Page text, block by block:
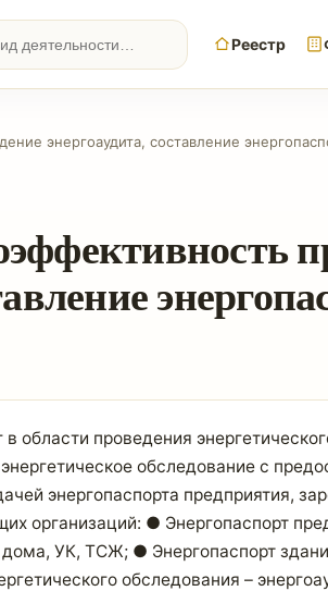
Реестр
энергоаудита, составление
проведения
обследование с
энергопаспорта предприятия,
организаций: ● Энергопаспорт
УК, ТСЖ; ● Энергопаспорт
обследования –